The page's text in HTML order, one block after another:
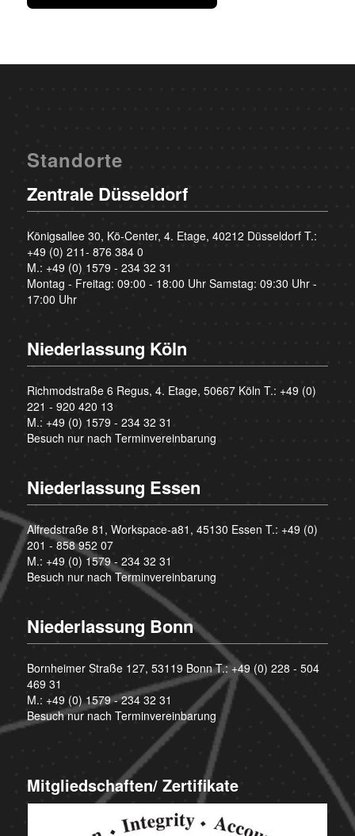
Standorte
Zentrale Düsseldorf
Königsallee 30, Kö-Center, 4. Etage, 40212 Düsseldorf T.:
+49 (0) 211- 876 384 0
M.: +49 (0) 1579 - 234 32 31
Montag - Freitag: 09:00 - 18:00 Uhr Samstag: 09:30 Uhr -
17:00 Uhr
Niederlassung Köln
Richmodstraße 6 Regus, 4. Etage, 50667 Köln T.: +49 (0)
221 - 920 420 13
M.: +49 (0) 1579 - 234 32 31
Besuch nur nach Terminvereinbarung
Niederlassung Essen
Alfredstraße 81, Workspace-a81, 45130 Essen T.: +49 (0)
201 - 858 952 07
M.: +49 (0) 1579 - 234 32 31
Besuch nur nach Terminvereinbarung
Niederlassung Bonn
Bornheimer Straße 127, 53119 Bonn T.:+49 (0) 228 - 504
469 31
M.: +49 (0) 1579 - 234 32 31
Besuch nur nach Terminvereinbarung
Mitgliedschaften/ Zertifikate